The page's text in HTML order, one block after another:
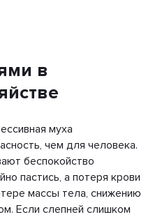
в
муха
чем для человека.
беспокойство
пастись, а потеря крови
массы тела, снижению
Если слепней слишком